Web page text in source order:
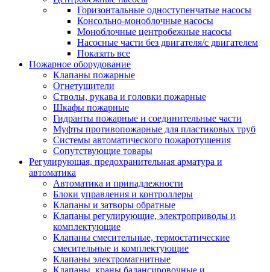
Горизонтальные одноступенчатые насосы
Консольно-моноблочные насосы
Моноблочные центробежные насосы
Насосные части без двигателя/с двигателем
Показать все
Пожарное оборудование
Клапаны пожарные
Огнетушители
Стволы, рукава и головки пожарные
Шкафы пожарные
Гидранты пожарные и соединительные части
Муфты противопожарные для пластиковых труб
Системы автоматического пожаротушения
Сопутствующие товары
Регулирующая, предохранительная арматура и
автоматика
Автоматика и принадлежности
Блоки управления и контроллеры
Клапаны и затворы обратные
Клапаны регулирующие, электроприводы и
комплектующие
Клапаны смесительные, термостатические
смесительные и комплектующие
Клапаны электромагнитные
Клапаны, краны балансировочные и